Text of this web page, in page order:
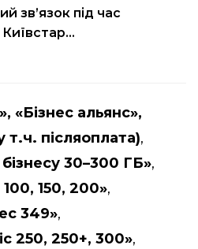
зв’язок під час
Київстар…
«Бізнес альянс»,
т.ч. післяоплата),
30–300 ГБ»,
100, 150, 200»,
349»,
250, 250+, 300»,